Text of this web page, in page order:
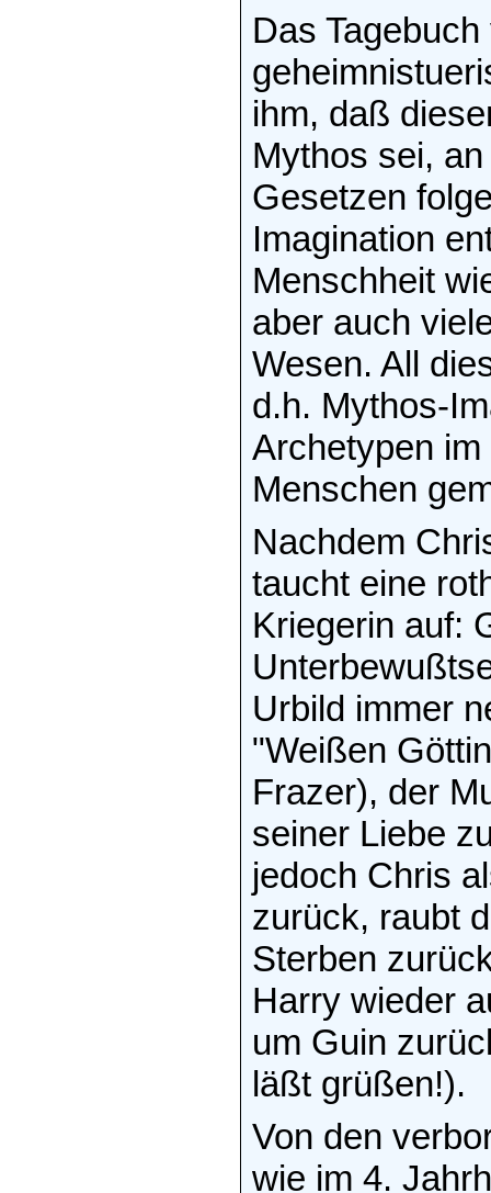
Das
ihm, daß
Mythos sei,
Gesetzen
Imagination
Menschheit
aber auch
Wesen. All
d.h. Mythos-
Archetypen
Menschen
Nachdem
taucht eine
Kriegerin auf:
Urbild immer
"Weißen
Frazer), der
seiner Liebe
jedoch Chris
zurück, raubt
Sterben
Harry wieder
um Guin
läßt grüßen!).
Von den
wie im 4.